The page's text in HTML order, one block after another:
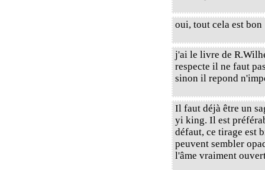
oui, tout cela est bon
j'ai le livre de
respecte il ne faut
sinon il repond
Il faut déjà être un
yi king. Il est
défaut, ce tirage est
peuvent sembler
l'âme vraiment